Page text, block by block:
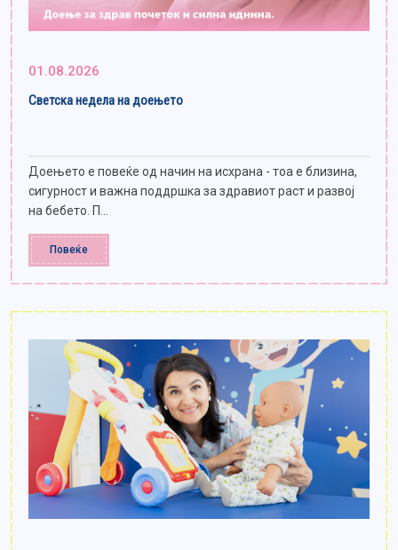
01.08.2026
Светска недела на доењето
Доењето е повеќе од начин на исхрана - тоа е близина,
сигурност и важна поддршка за здравиот раст и развој
на бебето. П...
Повеќе